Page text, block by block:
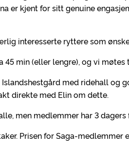
er kjent for sitt genuine
interesserte ryttere som
45 min (eller lengre), og vi
med ridehall og
direkte med Elin om dette.
men medlemmer har 3
Prisen for Saga-medlemmer